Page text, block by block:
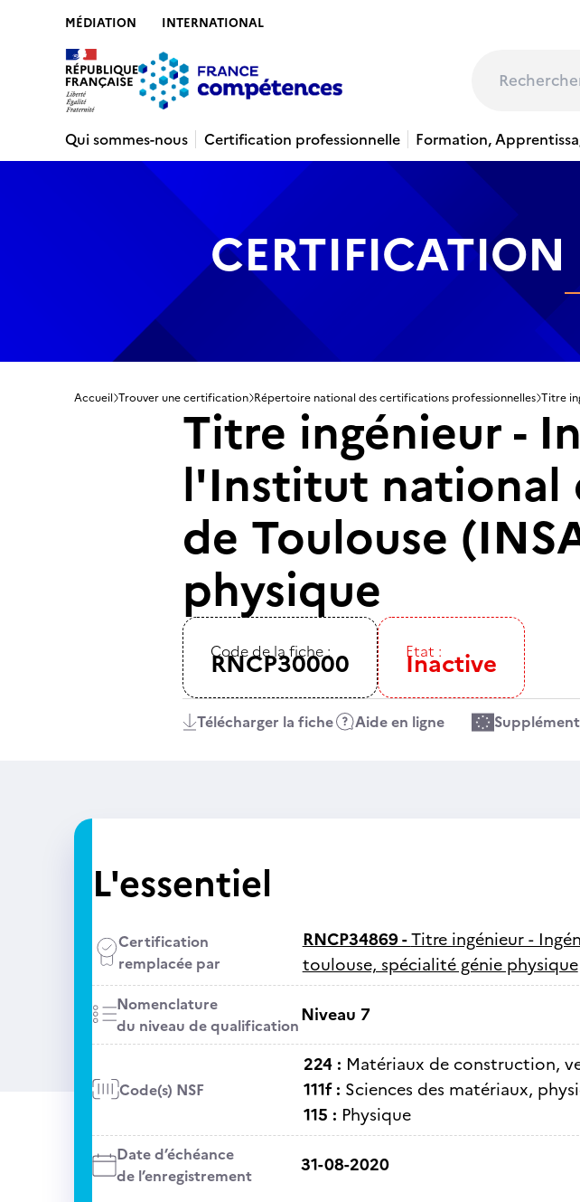
MÉDIATION INTERNATIONAL
Qui sommes-nous
Certification professionnelle Formation,
CERTIFICATION
Accueil Trouver une certification Répertoire national des certifications professionnelles
Titre ingénieur -
l'Institut national
de Toulouse
physique
Code de la fiche :
RNCP30000 Etat :
Inactive
Télécharger la fiche Aide en ligne
L'essentiel
Certification
remplacée par
RNCP34869 -Titre ingénieur -
toulouse, spécialité génie physique
Nomenclature
du niveau de qualificationNiveau 7
Code(s) NSF
224 : Matériaux de construction,
111f : Sciences des matériaux,
115 : Physique
Date d’échéance
de l’enregistrement
31-08-2020